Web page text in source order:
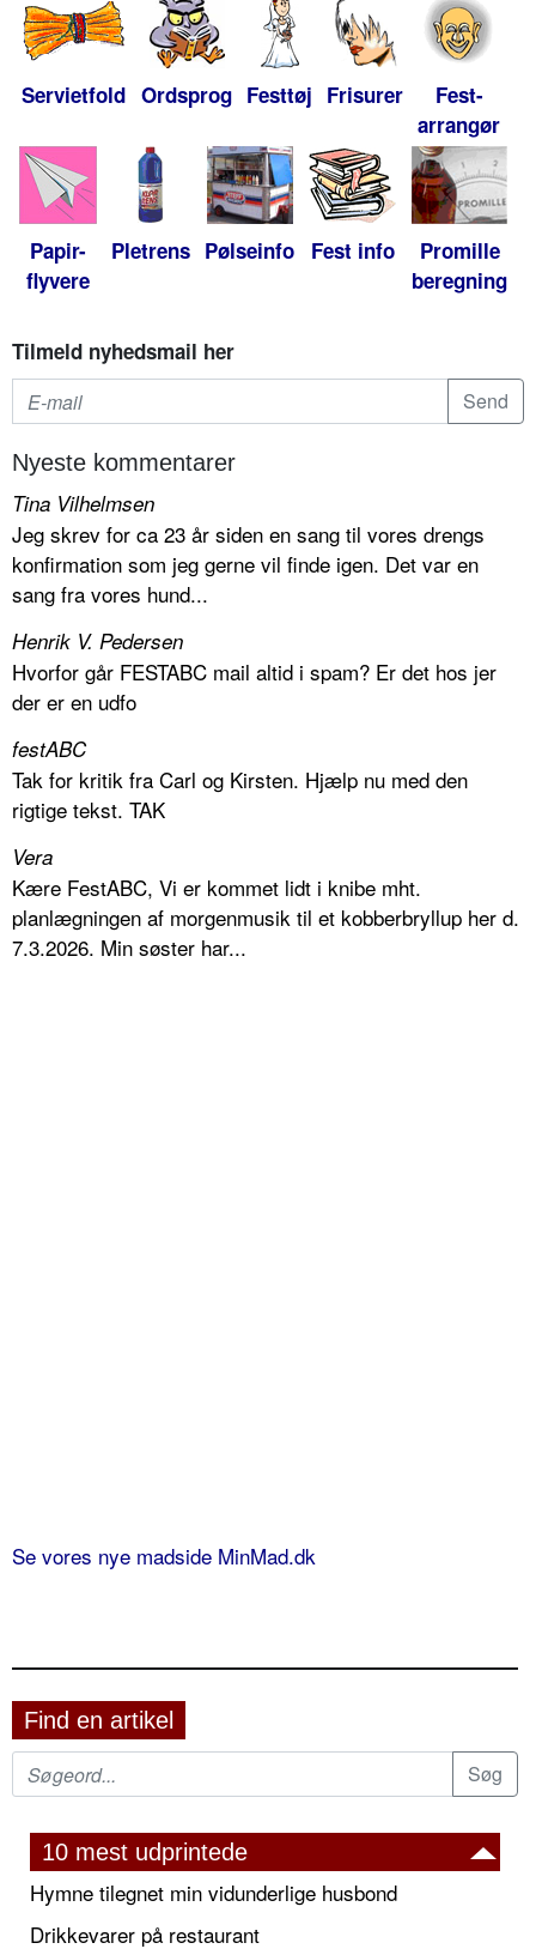
Servietfold Ordsprog Festtøj Frisurer
Fest-
arrangør
Papir-
flyvere
Pletrens Pølseinfo Fest info
Promille
beregning
Tilmeld nyhedsmail her
Nyeste kommentarer
Tina Vilhelmsen
Jeg skrev for ca 23 år siden en sang til vores drengs
konfirmation som jeg gerne vil finde igen. Det var en
sang fra vores hund...
Henrik V. Pedersen
Hvorfor går FESTABC mail altid i spam? Er det hos jer
der er en udfo
festABC
Tak for kritik fra Carl og Kirsten. Hjælp nu med den
rigtige tekst. TAK
Vera
Kære FestABC, Vi er kommet lidt i knibe mht.
planlægningen af morgenmusik til et kobberbryllup her d.
7.3.2026. Min søster har...
Se vores nye madside MinMad.dk
Find en artikel
10 mest udprintede
Hymne tilegnet min vidunderlige husbond
Drikkevarer på restaurant